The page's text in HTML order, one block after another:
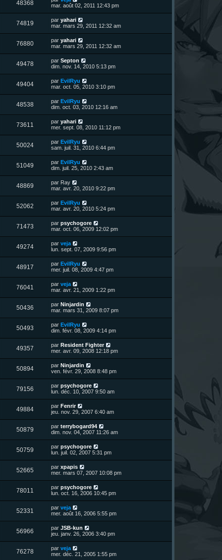
a
g
e
e
s
s
a
g
e
s
i
e
r
m
e
s
s
a
g
e
48368V
u
s
e
i
e
r
m
e
s
s
a
g
e
mar. août 02, 2011 12:43 pm
74819V
u
s
D
e
i
e
r
m
e
s
s
a
g
e
par yahari
mar. mars 29, 2011 12:32 am
76880V
u
s
D
e
i
e
r
m
e
s
s
a
g
e
par yahari
mar. mars 29, 2011 12:32 am
49478V
u
s
D
e
i
e
r
m
e
s
s
a
g
e
par Septon
dim. nov. 14, 2010 5:13 pm
49404V
u
D
e
i
e
r
m
e
s
s
a
g
e
par EvilRyu
mar. oct. 05, 2010 3:10 pm
48538V
u
s
D
e
i
e
r
m
e
s
s
a
g
e
par EvilRyu
dim. oct. 03, 2010 12:16 am
73611
u
s
D
e
i
e
r
m
e
s
s
a
g
e
par yahari
mer. sept. 08, 2010 11:12 pm
50024V
u
s
D
e
i
e
r
m
e
s
s
a
g
e
par EvilRyu
sam. juil. 31, 2010 6:44 pm
51049V
u
s
D
e
i
e
r
m
e
s
s
a
g
e
par EvilRyu
dim. juil. 25, 2010 2:43 am
48869V
u
s
D
e
i
e
r
m
e
s
s
a
g
e
par Ray
mar. avr. 20, 2010 9:22 pm
52062V
u
s
D
e
i
e
r
m
e
s
s
a
g
e
par EvilRyu
mar. avr. 20, 2010 5:24 pm
71473V
u
s
D
e
i
e
r
m
e
s
s
a
g
e
par psychogore
mar. oct. 06, 2009 12:02 pm
49274V
u
D
e
i
e
r
m
e
s
s
a
g
e
par veja
lun. sept. 07, 2009 9:56 pm
48917V
u
s
D
e
i
e
r
m
e
s
s
a
g
e
par EvilRyu
mer. juil. 08, 2009 4:47 pm
76041
u
s
D
e
i
e
r
m
e
s
s
a
g
e
par veja
mar. avr. 21, 2009 1:22 pm
50436V
u
s
D
e
i
e
r
m
e
s
s
a
g
e
par Ninjardin
mar. mars 31, 2009 8:07 pm
50493V
u
s
D
e
i
e
r
m
e
s
s
a
g
e
par EvilRyu
dim. févr. 08, 2009 4:14 pm
49357V
u
s
D
e
i
e
r
m
e
s
s
a
g
e
par Resident Fighter
mer. avr. 09, 2008 12:18 pm
50894V
u
s
D
e
i
e
r
m
e
s
s
a
g
e
par Ninjardin
ven. févr. 29, 2008 8:48 pm
79156V
u
s
D
e
i
e
r
m
e
s
s
a
g
e
par psychogore
lun. déc. 10, 2007 9:50 am
49884V
u
s
D
e
i
e
r
m
e
s
s
a
g
e
par Fenrir
jeu. nov. 29, 2007 6:40 am
50879V
u
s
D
e
i
e
r
m
e
s
s
a
g
e
par terrybogard94
dim. nov. 04, 2007 11:26 am
50759V
u
D
e
i
e
r
m
e
s
s
a
g
e
par psychogore
lun. juil. 02, 2007 5:31 pm
52665V
u
D
e
i
e
r
m
e
s
s
a
g
e
par xpapis
mer. mars 07, 2007 10:08 pm
78011
u
s
D
e
i
e
r
m
e
s
s
a
g
par psychogore
lun. oct. 16, 2006 10:45 pm
52331
u
s
D
e
i
e
r
m
e
par veja
mer. août 16, 2006 5:55 pm
56966V
u
D
e
i
e
par JSB-kun
jeu. janv. 26, 2006 3:40 pm
76278V
D
e
par veja
mer. déc. 21, 2005 1:55 pm